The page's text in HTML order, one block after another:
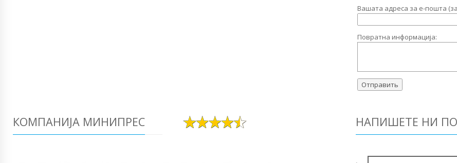
Вашата адреса за е-пошта
Повратна информација:
КОМПАНИЈА МИНИПРЕС НАПИШЕТЕ НИ